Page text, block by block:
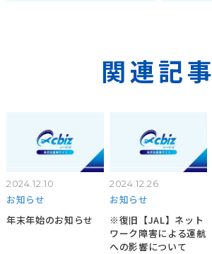
関連記事
2024.12.10
お知らせ
年末年始のお知らせ
2024.12.26
お知らせ
※復旧【JAL】ネット
ワーク障害による運航
への影響について